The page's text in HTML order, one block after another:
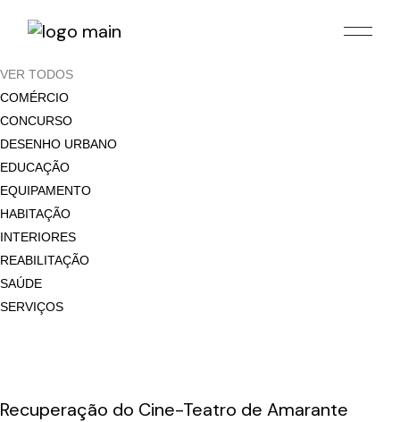
VER TODOS
COMÉRCIO
CONCURSO
DESENHO URBANO
EDUCAÇÃO
EQUIPAMENTO
HABITAÇÃO
INTERIORES
REABILITAÇÃO
SAÚDE
SERVIÇOS
Recuperação do Cine-Teatro de Amarante